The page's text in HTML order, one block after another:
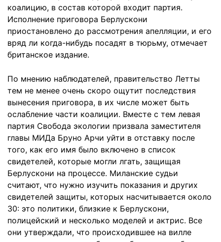
коалицию, в состав которой входит партия.
Исполнение приговора Берлускони
приостановлено до рассмотрения апелляции, и его
вряд ли когда-нибудь посадят в тюрьму, отмечает
британское издание.
По мнению наблюдателей, правительство Летты
тем не менее очень скоро ощутит последствия
вынесения приговора, в их числе может быть
ослабление части коалиции. Вместе с тем левая
партия Свобода экологии призвала заместителя
главы МИДа Бруно Арчи уйти в отставку после
того, как его имя было включено в список
свидетелей, которые могли лгать, защищая
Берлускони на процессе. Миланские судьи
считают, что нужно изучить показания и других
свидетелей защиты, которых насчитывается около
30: это политики, близкие к Берлускони,
полицейский и несколько моделей и актрис. Все
они утверждали, что происходившее на вилле